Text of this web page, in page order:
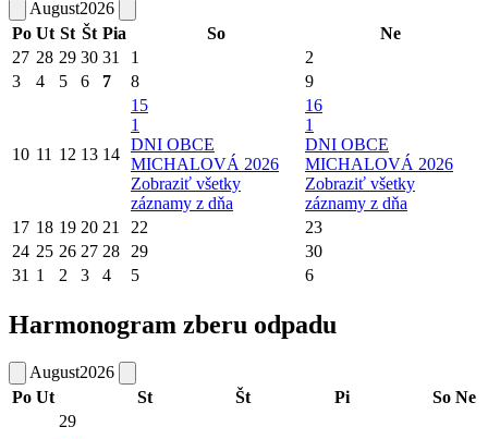
August2026
Po Ut St Št Pia So
Ne
27 28 29 30 31 1
2
3
4 5 6 7 8 9
10 11 12 13 14
15
1
DNI OBCE
MICHALOVÁ 2026
Zobraziť všetky
záznamy z dňa
16
1
DNI OBCE
MICHALOVÁ 2026
Zobraziť všetky
záznamy z dňa
17 18 19 20 21 22
23
24 25 26 27 28 29
30
31 1 2 3 4 5 6
Harmonogram zberu odpadu
August2026
Po Ut St Št Pi So Ne
29